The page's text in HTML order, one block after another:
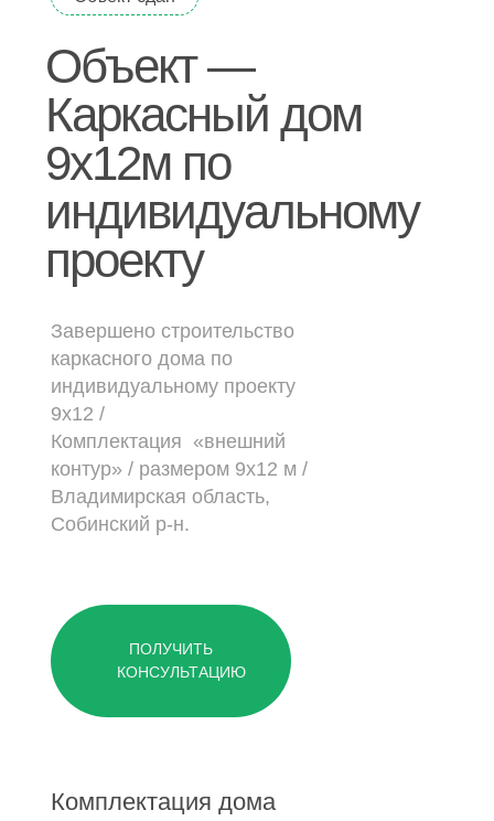
Дачные дома
[ о компании ]
Построенные объекты
Видеообзоры домов
Отзывы о компании
[ выставочный дом-офис ]
г. Владимир,
ул. Куйбышева, д.24А
[ наши соцсети ]
Объект —
Каркасный дом
9х12м по
индивидуальному
проекту
Завершено строительство
каркасного дома по
индивидуальному проекту
9х12 /
Комплектация «внешний
контур» / размером 9х12 м /
Владимирская область,
Собинский р-н.
ПОЛУЧИТЬ
КОНСУЛЬТАЦИЮ
Комплектация дома